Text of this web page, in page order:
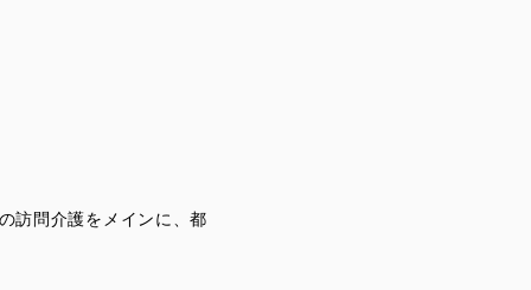
訪問介護をメインに、都
English Site